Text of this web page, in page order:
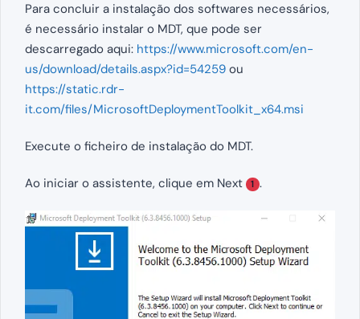
Para concluir a instalação dos softwares necessários,
é necessário instalar o MDT, que pode ser
descarregado aqui: https://www.microsoft.com/en-
us/download/details.aspx?id=54259 ou
https://static.rdr-
it.com/files/MicrosoftDeploymentToolkit_x64.msi
Execute o ficheiro de instalação do MDT.
Ao iniciar o assistente, clique em Next 1 .